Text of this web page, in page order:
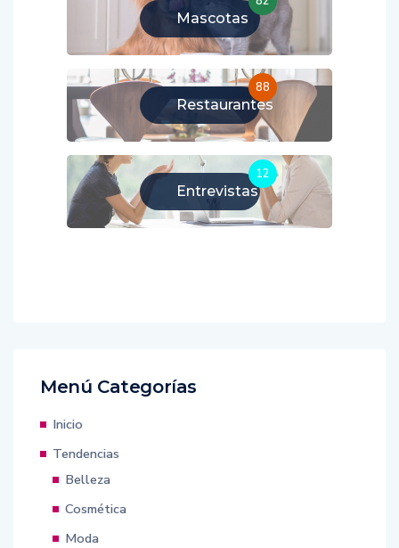
Mascotas
Restaurantes
88
Entrevistas
12
Menú Categorías
Inicio
Tendencias
Belleza
Cosmética
Moda